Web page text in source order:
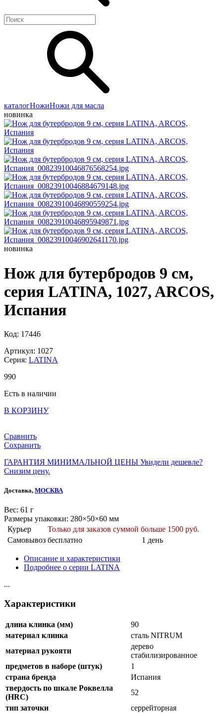
каталогНожиНожи для масла
новинка
новинка
Нож для бутербродов 9 см,
серия LATINA, 1027, ARCOS,
Испания
Код: 17446
Артикул: 1027
Серия: LATINA
990
Есть в наличии
В КОРЗИНУ
Сравнить
Сохранить
ГАРАНТИЯ МИНИМАЛЬНОЙ ЦЕНЫ Увидели дешевле?
Снизим цену.
Доставка, МОСКВА
Веc: 61 г
Размеры упаковки: 280×50×60 мм
Курьер
Только для заказов суммой больше 1500 руб.
Самовывоз бесплатно 1 день
Описание и характеристики
Подробнее о серии LATINA
...
Характеристики
длина клинка (мм)
90
материал клинка
сталь NITRUM
материал рукояти
дерево
стабилизированное
предметов в наборе (штук)
1
страна бренда
Испания
твердость по шкале Роквелла
(HRC)
52
тип заточки
серрейторная